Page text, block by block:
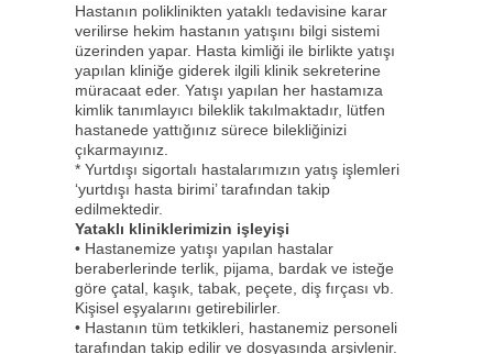
Hastanın poliklinikten yataklı tedavisine karar
verilirse hekim hastanın yatışını bilgi sistemi
üzerinden yapar. Hasta kimliği ile birlikte yatışı
yapılan kliniğe giderek ilgili klinik sekreterine
müracaat eder. Yatışı yapılan her hastamıza
kimlik tanımlayıcı bileklik takılmaktadır, lütfen
hastanede yattığınız sürece bilekliğinizi
çıkarmayınız.
* Yurtdışı sigortalı hastalarımızın yatış işlemleri
‘yurtdışı hasta birimi’ tarafından takip
edilmektedir.
Yataklı kliniklerimizin işleyişi
• Hastanemize yatışı yapılan hastalar
beraberlerinde terlik, pijama, bardak ve isteğe
göre çatal, kaşık, tabak, peçete, diş fırçası vb.
Kişisel eşyalarını getirebilirler.
• Hastanın tüm tetkikleri, hastanemiz personeli
tarafından takip edilir ve dosyasında arşivlenir.